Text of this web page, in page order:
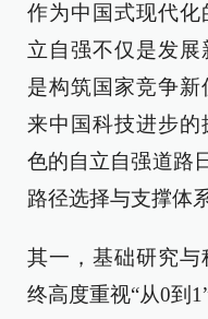
作为中国式现代化
立自强不仅是发
是构筑国家竞争
来中国科技进步
色的自立自强道路
路径选择与支撑体
其一，基础研究
终高度重视“从0到